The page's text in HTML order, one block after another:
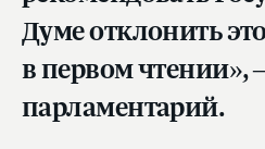
Думе отклонить
в первом чтении»,
парламентарий.